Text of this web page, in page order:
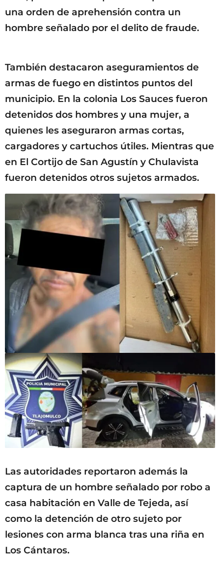
una orden de aprehensión contra un
hombre señalado por el delito de fraude.
También destacaron aseguramientos de
armas de fuego en distintos puntos del
municipio. En la colonia Los Sauces fueron
detenidos dos hombres y una mujer, a
quienes les aseguraron armas cortas,
cargadores y cartuchos útiles. Mientras que
en El Cortijo de San Agustín y Chulavista
fueron detenidos otros sujetos armados.
Las autoridades reportaron además la
captura de un hombre señalado por robo a
casa habitación en Valle de Tejeda, así
como la detención de otro sujeto por
lesiones con arma blanca tras una riña en
Los Cántaros.